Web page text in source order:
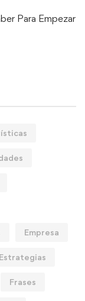
Para Empezar
Empresa
Estrategias
Frases